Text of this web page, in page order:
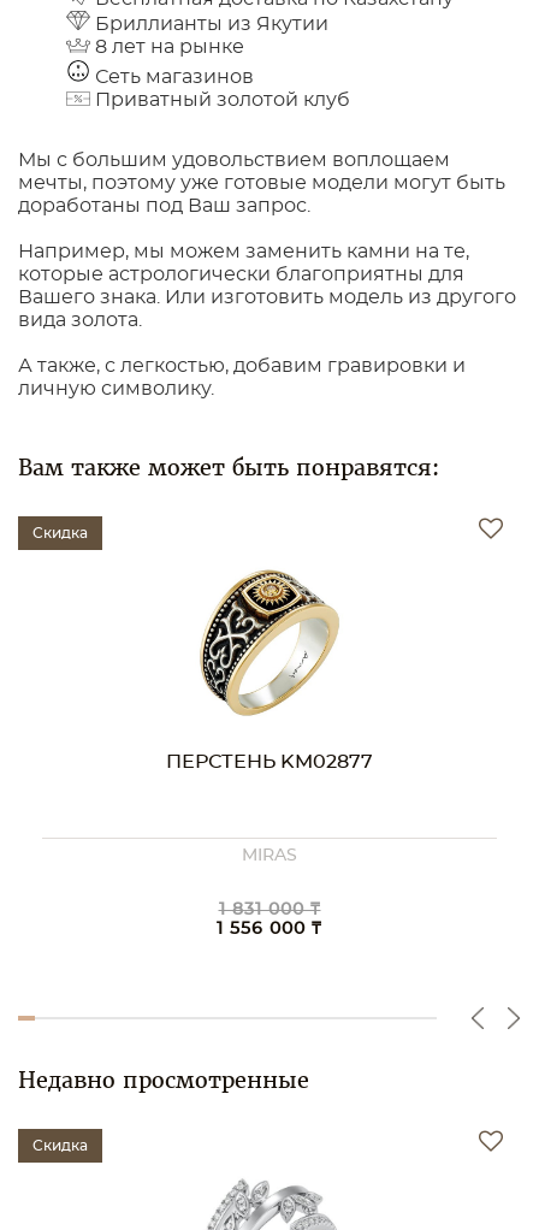
Бриллианты из Якутии
8 лет на рынке
Сеть магазинов
Приватный золотой клуб
Мы с большим удовольствием воплощаем
мечты, поэтому уже готовые модели могут быть
доработаны под Ваш запрос.
Например, мы можем заменить камни на те,
которые астрологически благоприятны для
Вашего знака. Или изготовить модель из другого
вида золота.
А также, с легкостью, добавим гравировки и
личную символику.
Вам также может быть понравятся:
Скидка
ПЕРСТЕНЬ KM02637
1 911 000 ₸
1 624 000 ₸
Недавно просмотренные
Скидка